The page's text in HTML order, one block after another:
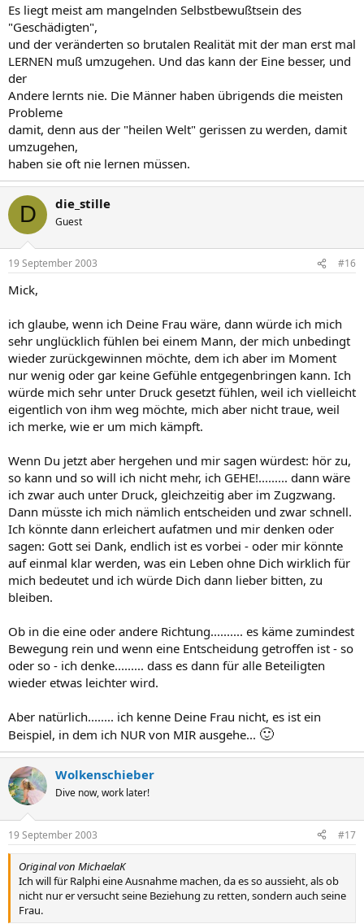
Es liegt meist am mangelnden Selbstbewußtsein des
"Geschädigten",
und der veränderten so brutalen Realität mit der man erst mal
LERNEN muß umzugehen. Und das kann der Eine besser, und
der
Andere lernts nie. Die Männer haben übrigends die meisten
Probleme
damit, denn aus der "heilen Welt" gerissen zu werden, damit
umzugehen,
haben sie oft nie lernen müssen.
D die_stille
Guest
19 September 2003 #16
Mick,
ich glaube, wenn ich Deine Frau wäre, dann würde ich mich
sehr unglücklich fühlen bei einem Mann, der mich unbedingt
wieder zurückgewinnen möchte, dem ich aber im Moment
nur wenig oder gar keine Gefühle entgegenbringen kann. Ich
würde mich sehr unter Druck gesetzt fühlen, weil ich vielleicht
eigentlich von ihm weg möchte, mich aber nicht traue, weil
ich merke, wie er um mich kämpft.
Wenn Du jetzt aber hergehen und mir sagen würdest: hör zu,
so kann und so will ich nicht mehr, ich GEHE!......... dann wäre
ich zwar auch unter Druck, gleichzeitig aber im Zugzwang.
Dann müsste ich mich nämlich entscheiden und zwar schnell.
Ich könnte dann erleichert aufatmen und mir denken oder
sagen: Gott sei Dank, endlich ist es vorbei - oder mir könnte
auf einmal klar werden, was ein Leben ohne Dich wirklich für
mich bedeutet und ich würde Dich dann lieber bitten, zu
bleiben.
Ob in die eine oder andere Richtung.......... es käme zumindest
Bewegung rein und wenn eine Entscheidung getroffen ist - so
oder so - ich denke......... dass es dann für alle Beteiligten
wieder etwas leichter wird.
Aber natürlich........ ich kenne Deine Frau nicht, es ist ein
Beispiel, in dem ich NUR von MIR ausgehe... 🙂
Wolkenschieber
Dive now, work later!
19 September 2003 #17
Original von MichaelaK
Ich will für Ralphi eine Ausnahme machen, da es so aussieht, als ob
nicht nur er versucht seine Beziehung zu retten, sondern auch seine
Frau.